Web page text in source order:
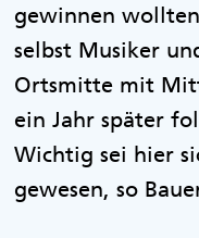
gewinnen
selbst Musiker
Ortsmitte mit
ein Jahr später
Wichtig sei hier
gewesen, so